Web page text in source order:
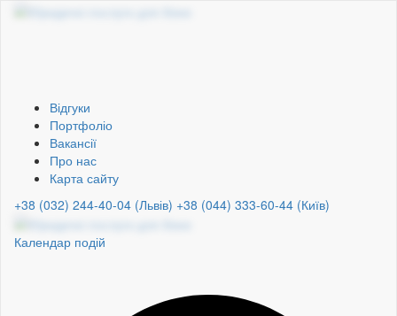
Відгуки
Портфоліо
Вакансії
Про нас
Карта сайту
+38 (032) 244-40-04 (Львів) +38 (044) 333-60-44 (Київ)
Календар подій